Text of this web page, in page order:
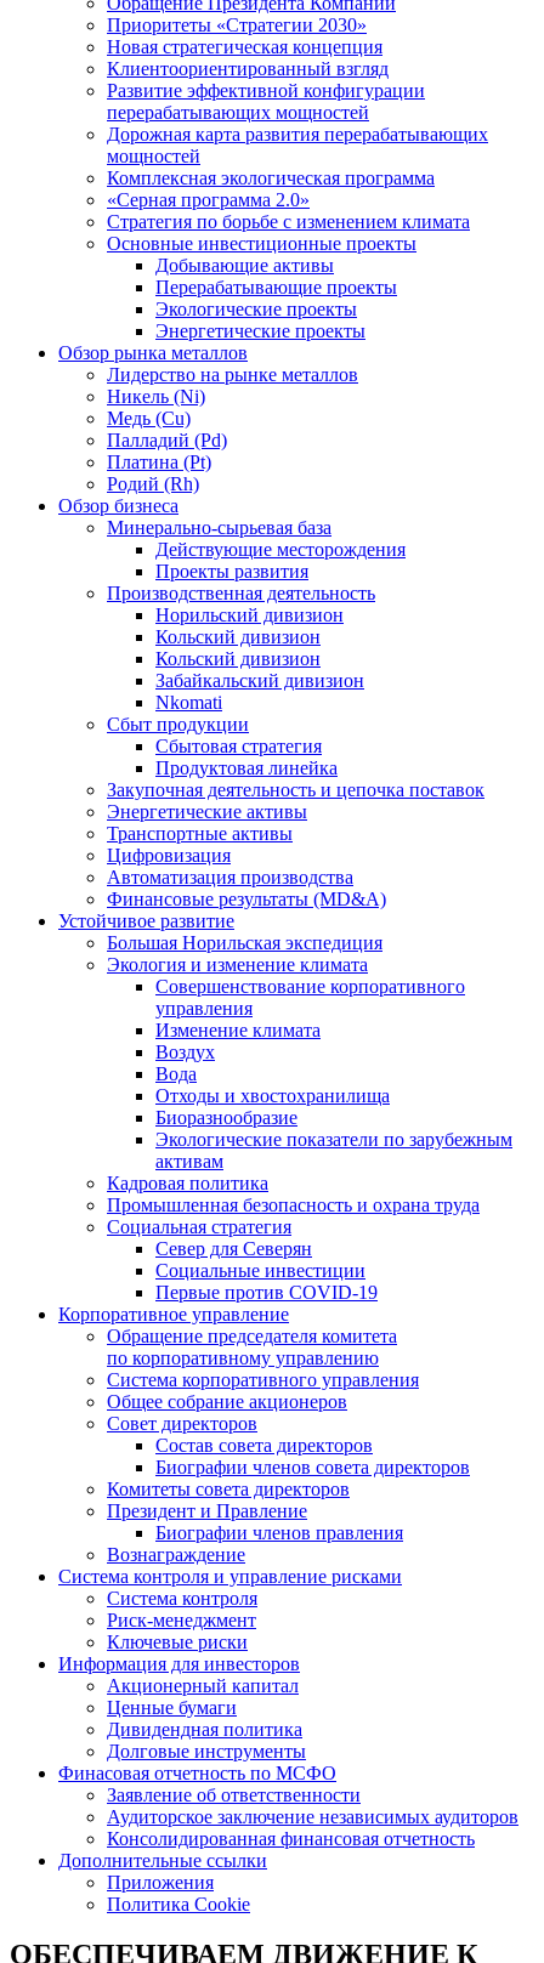
Приоритеты «Стратегии 2030»
Новая стратегическая концепция
Клиентоориентированный взгляд
Развитие эффективной конфигурации
перерабатывающих мощностей
Дорожная карта развития перерабатывающих
мощностей
Комплексная экологическая программа
«Серная программа 2.0»
Стратегия по борьбе с изменением климата
Основные инвестиционные проекты
Добывающие активы
Перерабатывающие проекты
Экологические проекты
Энергетические проекты
Обзор рынка металлов
Лидерство на рынке металлов
Никель (Ni)
Медь (Cu)
Палладий (Pd)
Платина (Pt)
Родий (Rh)
Обзор бизнеса
Минерально-сырьевая база
Действующие месторождения
Проекты развития
Производственная деятельность
Норильский дивизион
Кольский дивизион
Кольский дивизион
Забайкальский дивизион
Nkomati
Сбыт продукции
Сбытовая стратегия
Продуктовая линейка
Закупочная деятельность и цепочка поставок
Энергетические активы
Транспортные активы
Цифровизация
Автоматизация производства
Финансовые результаты (MD&A)
Устойчивое развитие
Большая Норильская экспедиция
Экология и изменение климата
Совершенствование корпоративного
управления
Изменение климата
Воздух
Вода
Отходы и хвостохранилища
Биоразнообразие
Экологические показатели по зарубежным
активам
Кадровая политика
Промышленная безопасность и охрана труда
Социальная стратегия
Север для Северян
Социальные инвестиции
Первые против COVID‑19
Корпоративное управление
Обращение председателя комитета
по корпоративному управлению
Система корпоративного управления
Общее собрание акционеров
Совет директоров
Состав совета директоров
Биографии членов совета директоров
Комитеты совета директоров
Президент и Правление
Биографии членов правления
Вознаграждение
Система контроля и управление рисками
Система контроля
Риск-менеджмент
Ключевые риски
Информация для инвесторов
Акционерный капитал
Ценные бумаги
Дивидендная политика
Долговые инструменты
Финасовая отчетность по МСФО
Заявление об ответственности
Аудиторское заключение независимых аудиторов
Консолидированная финансовая отчетность
Дополнительные ссылки
Приложения
Политика Cookie
ОБЕСПЕЧИВАЕМ ДВИЖЕНИЕ К